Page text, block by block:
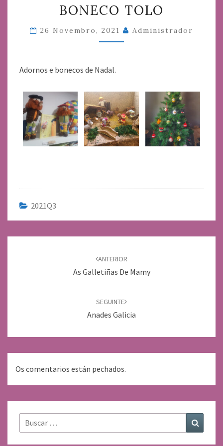
TOLO
BONECO TOLO
26 Novembro, 2021 Administrador
Adornos e bonecos de Nadal.
2021Q3
ANTERIOR
As Galletiñas De Mamy
SEGUINTE
Anades Galicia
Os comentarios están pechados.
Buscar: